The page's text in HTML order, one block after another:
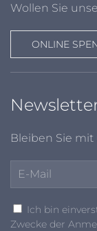
Wollen Sie
ONLINE
Bleiben Sie mit
Ich bin
Zwecke der